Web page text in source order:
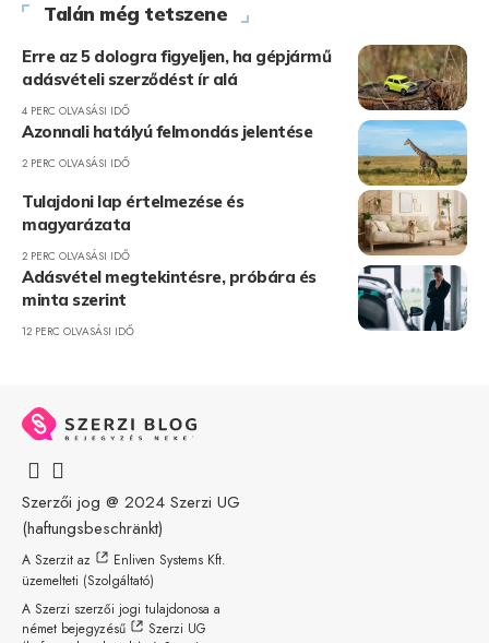
Talán még tetszene
Erre az 5 dologra figyeljen, ha gépjármű
adásvételi szerződést ír alá
4 PERC OLVASÁSI IDŐ
Azonnali hatályú felmondás jelentése
2 PERC OLVASÁSI IDŐ
Tulajdoni lap értelmezése és
magyarázata
2 PERC OLVASÁSI IDŐ
Adásvétel megtekintésre, próbára és
minta szerint
12 PERC OLVASÁSI IDŐ
Szerzői jog @ 2024 Szerzi UG
(haftungsbeschränkt)
A Szerzit az
Enliven Systems Kft.
üzemelteti (Szolgáltató)
A Szerzi szerzői jogi tulajdonosa a
német bejegyzésű
Szerzi UG